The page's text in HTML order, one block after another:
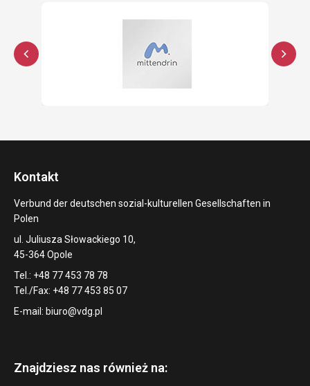
Kontakt
Verbund der deutschen sozial-kulturellen Gesellschaften in
Polen
ul. Juliusza Słowackiego 10,
45-364 Opole
Tel.: +48 77 453 78 78
Tel./Fax: +48 77 453 85 07
E-mail: biuro@vdg.pl
Znajdziesz nas również na: